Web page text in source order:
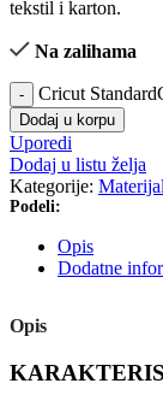
tekstil i karton.
Na zalihama
Cricut
Dodaj u korpu
Uporedi
Dodaj u listu želja
Kategorije:
Podeli:
Opis
Dodatne
Opis